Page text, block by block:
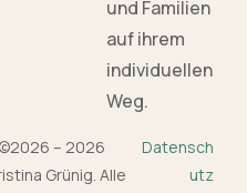
und Familien
auf ihrem
individuellen
Weg.
©2026 – 2026
Grünig. Alle
Datensch
utz